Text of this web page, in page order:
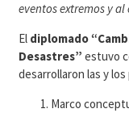
eventos extremos y
El diplomado
Desastres” estuvo
desarrollaron las y
Marco